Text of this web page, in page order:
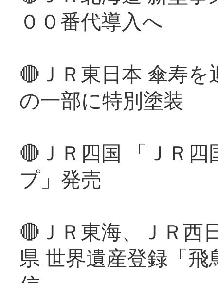
００番代導入へ
🔴ＪＲ東日本 傘寿
の一部に特別塗装
🔴ＪＲ四国 「ＪＲ
プ」発売
🔴ＪＲ東海、ＪＲ西
県 世界遺産登録「